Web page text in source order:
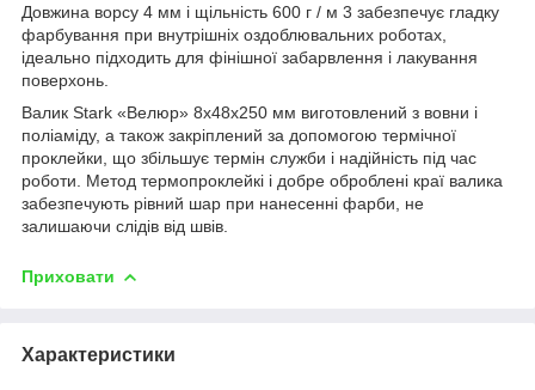
Довжина ворсу 4 мм і щільність 600 г / м 3 забезпечує гладку
фарбування при внутрішніх оздоблювальних роботах,
ідеально підходить для фінішної забарвлення і лакування
поверхонь.
Валик Stark «Велюр» 8х48х250 мм виготовлений з вовни і
поліаміду, а також закріплений за допомогою термічної
проклейки, що збільшує термін служби і надійність під час
роботи. Метод термопроклейкі і добре оброблені краї валика
забезпечують рівний шар при нанесенні фарби, не
залишаючи слідів від швів.
Приховати
Характеристики